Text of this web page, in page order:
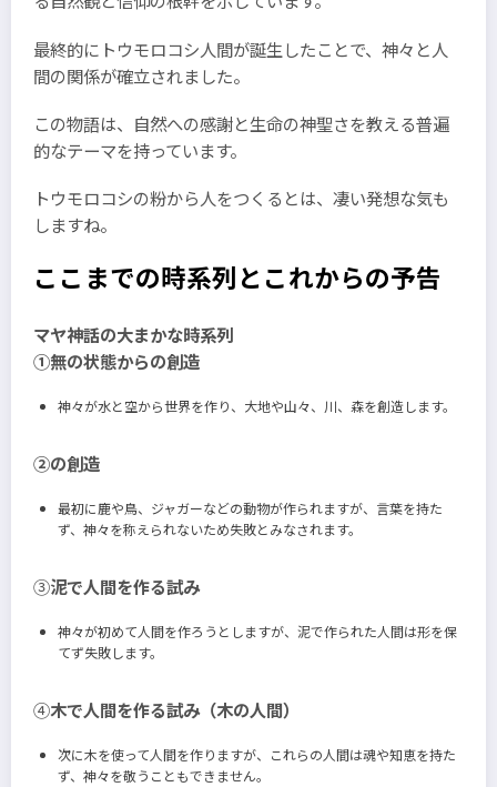
最終的にトウモロコシ人間が誕生したことで、神々と人
間の関係が確立されました。
この物語は、自然への感謝と生命の神聖さを教える普遍
的なテーマを持っています。
トウモロコシの粉から人をつくるとは、凄い発想な気も
しますね。
ここまでの時系列とこれからの予告
マヤ神話の大まかな時系列
①無の状態からの創造
神々が水と空から世界を作り、大地や山々、川、森を創造します。
②の創造
最初に鹿や鳥、ジャガーなどの動物が作られますが、言葉を持た
ず、神々を称えられないため失敗とみなされます。
③泥で人間を作る試み
神々が初めて人間を作ろうとしますが、泥で作られた人間は形を保
てず失敗します。
④木で人間を作る試み（木の人間）
次に木を使って人間を作りますが、これらの人間は魂や知恵を持た
ず、神々を敬うこともできません。